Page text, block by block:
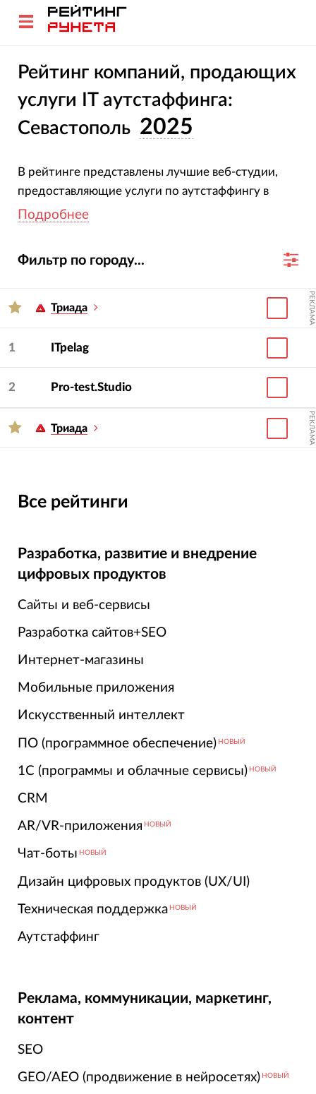
Рейтинг компаний, продающих
услуги IT аутстаффинга:
Севастополь 2025
В рейтинге представлены лучшие веб-студии,
предоставляющие услуги по аутстаффингу в
Севастополе. При создании рейтинга мы
оценки
Рекомендуем выбрать агентство по услугам и
опыту работы с бизнесом вашего размера. На
странице агентства есть его описание, контакты,
цены на услуги, портфолио и отзывы.
Подробнее
Фильтр по городу...
Триада РЕКЛАМА
1 ITpelag
2 Pro-test.Studio
Триада РЕКЛАМА
Все рейтинги
Разработка, развитие и внедрение
цифровых продуктов
Сайты и веб-сервисы
Разработка сайтов+SEO
Интернет-магазины
Мобильные приложения
Искусственный интеллект
ПО (программное обеспечение) НОВЫЙ
1С (программы и облачные сервисы) НОВЫЙ
CRM
AR/VR-приложения НОВЫЙ
Чат-боты НОВЫЙ
Дизайн цифровых продуктов (UX/UI)
Техническая поддержка НОВЫЙ
Аутстаффинг
Реклама, коммуникации, маркетинг,
контент
SEO
GEO/AEO (продвижение в нейросетях) НОВЫЙ